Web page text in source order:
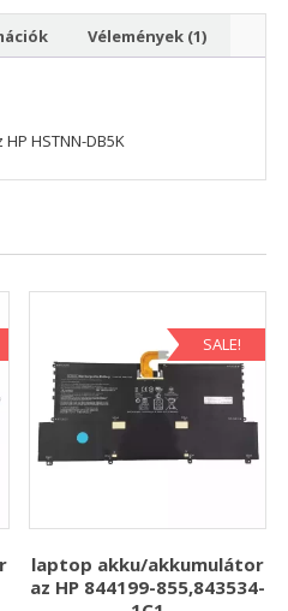
Vélemények (1)
HSTNN-DB5K
SALE!
laptop akku/akkumulátor
az HP 844199-855,843534-